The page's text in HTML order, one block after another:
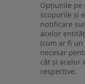
Opțiunile pe
scopurile și
notificare
acelor
(cum ar fi un
necesar
cât și acelor
respective.